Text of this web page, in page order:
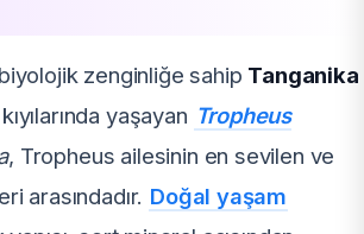
biyolojik zenginliğe sahip Tanganika
yaşayan Tropheus
, Tropheus ailesinin en sevilen ve
arasındadır. Doğal yaşam